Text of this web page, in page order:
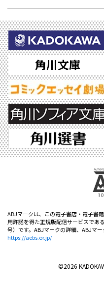
ABJマークは、この電子書店・電子書
用許諾を得た正規版配信サービスであ
号）です。ABJマークの詳細、ABJマ
https://aebs.or.jp/
©2026